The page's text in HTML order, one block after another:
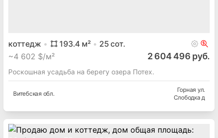
коттедж 193.4 м² 25 сот.
~4 602 $/м² 2 604 496 руб.
Роскошная усадьба на берегу озера Потех.
Витебская обл.
Горная ул.
Слободка д